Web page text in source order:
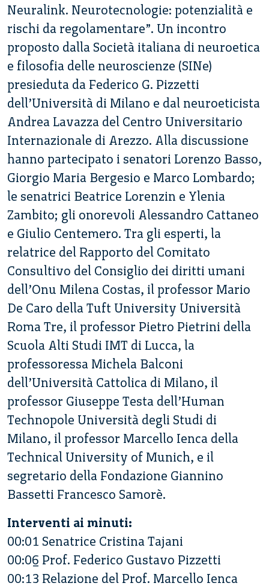
Neuralink. Neurotecnologie: potenzialità e
rischi da regolamentare”. Un incontro
proposto dalla Società italiana di neuroetica
e filosofia delle neuroscienze (SINe)
presieduta da Federico G. Pizzetti
dell’Università di Milano e dal neuroeticista
Andrea Lavazza del Centro Universitario
Internazionale di Arezzo. Alla discussione
hanno partecipato i senatori Lorenzo Basso,
Giorgio Maria Bergesio e Marco Lombardo;
le senatrici Beatrice Lorenzin e Ylenia
Zambito; gli onorevoli Alessandro Cattaneo
e Giulio Centemero. Tra gli esperti, la
relatrice del Rapporto del Comitato
Consultivo del Consiglio dei diritti umani
dell’Onu Milena Costas, il professor Mario
De Caro della Tuft University Università
Roma Tre, il professor Pietro Pietrini della
Scuola Alti Studi IMT di Lucca, la
professoressa Michela Balconi
dell’Università Cattolica di Milano, il
professor Giuseppe Testa dell’Human
Technopole Università degli Studi di
Milano, il professor Marcello Ienca della
Technical University of Munich, e il
segretario della Fondazione Giannino
Bassetti Francesco Samorè.
Interventi ai minuti:
00:01 Senatrice Cristina Tajani
00:06 Prof. Federico Gustavo Pizzetti
00:13 Relazione del Prof. Marcello Ienca